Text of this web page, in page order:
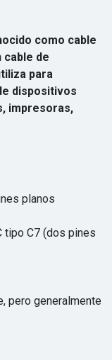
como cable
cable de
para
dispositivos
impresoras,
planos
tipo C7 (dos pines
pero generalmente